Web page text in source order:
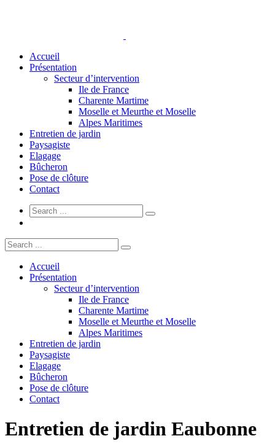
Accueil
Présentation
Secteur d’intervention
Ile de France
Charente Martime
Moselle et Meurthe et Moselle
Alpes Maritimes
Entretien de jardin
Paysagiste
Elagage
Bûcheron
Pose de clôture
Contact
Accueil
Présentation
Secteur d’intervention
Ile de France
Charente Martime
Moselle et Meurthe et Moselle
Alpes Maritimes
Entretien de jardin
Paysagiste
Elagage
Bûcheron
Pose de clôture
Contact
Entretien de jardin Eaubonne